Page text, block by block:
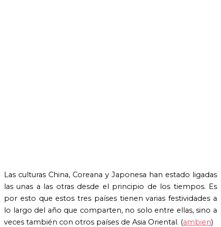
Las culturas China, Coreana y Japonesa han estado ligadas
las unas a las otras desde el principio de los tiempos. Es
por esto que estos tres países tienen varias festividades a
lo largo del año que comparten, no solo entre ellas, sino a
veces también con otros países de Asia Oriental. (ambien)